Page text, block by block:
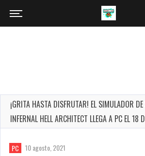
¡GRITA HASTA DISFRUTAR! EL SIMULADOR
INFERNAL HELL ARCHITECT LLEGA A PC EL 18
PC 10 agosto, 2021